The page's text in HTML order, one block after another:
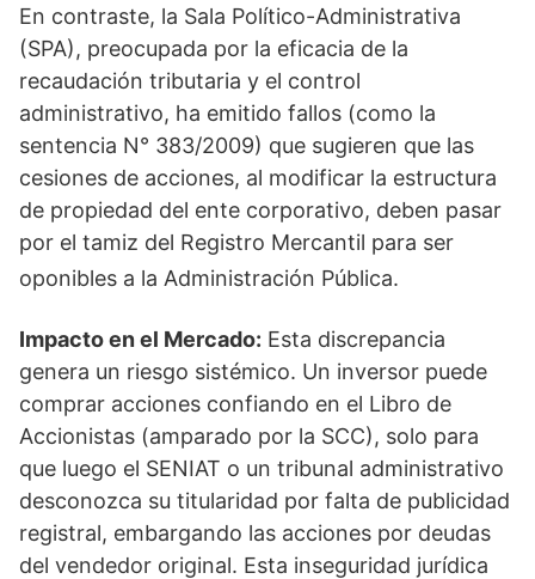
En contraste, la Sala Político-Administrativa
(SPA), preocupada por la eficacia de la
recaudación tributaria y el control
administrativo, ha emitido fallos (como la
sentencia N° 383/2009) que sugieren que las
cesiones de acciones, al modificar la estructura
de propiedad del ente corporativo, deben pasar
por el tamiz del Registro Mercantil para ser
oponibles a la Administración Pública.
Impacto en el Mercado: Esta discrepancia
genera un riesgo sistémico. Un inversor puede
comprar acciones confiando en el Libro de
Accionistas (amparado por la SCC), solo para
que luego el SENIAT o un tribunal administrativo
desconozca su titularidad por falta de publicidad
registral, embargando las acciones por deudas
del vendedor original. Esta inseguridad jurídica